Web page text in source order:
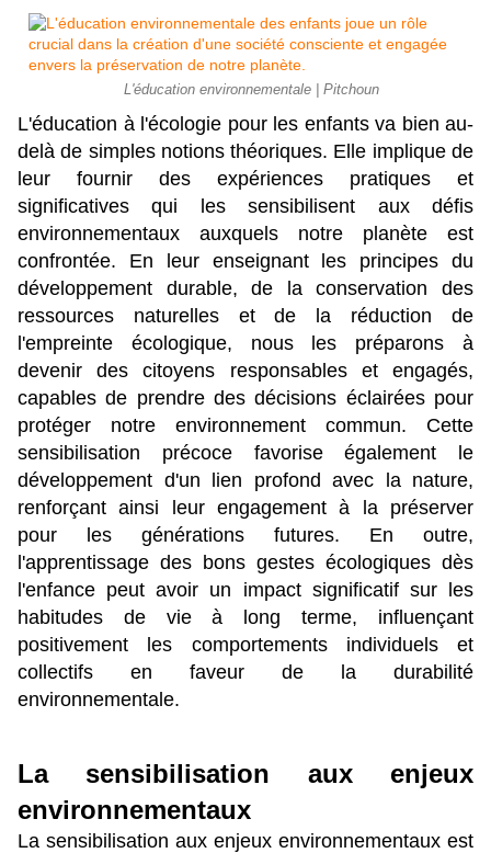
L'éducation environnementale | Pitchoun
L'éducation à l'écologie pour les enfants va bien au-
delà de simples notions théoriques. Elle implique de
leur fournir des expériences pratiques et
significatives qui les sensibilisent aux défis
environnementaux auxquels notre planète est
confrontée. En leur enseignant les principes du
développement durable, de la conservation des
ressources naturelles et de la réduction de
l'empreinte écologique, nous les préparons à
devenir des citoyens responsables et engagés,
capables de prendre des décisions éclairées pour
protéger notre environnement commun. Cette
sensibilisation précoce favorise également le
développement d'un lien profond avec la nature,
renforçant ainsi leur engagement à la préserver
pour les générations futures. En outre,
l'apprentissage des bons gestes écologiques dès
l'enfance peut avoir un impact significatif sur les
habitudes de vie à long terme, influençant
positivement les comportements individuels et
collectifs en faveur de la durabilité
environnementale.
La sensibilisation aux enjeux
environnementaux
La sensibilisation aux enjeux environnementaux est